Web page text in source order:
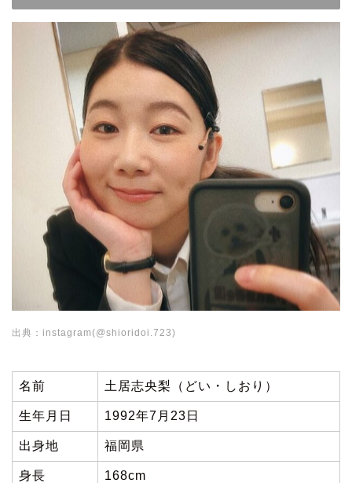
出典：instagram(@shioridoi.723)
名前 土居志央梨（どい・しおり）
生年月日 1992年7月23日
出身地 福岡県
身長 168cm